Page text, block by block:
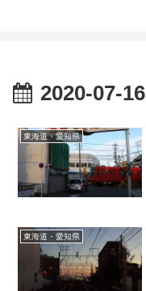
2020-07-16
東海道・愛知県
東海道・愛知県